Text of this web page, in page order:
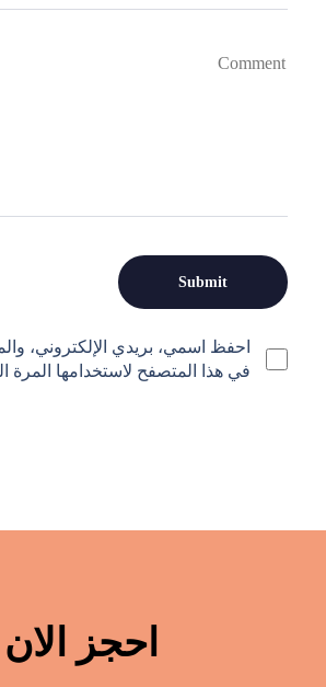
احفظ اسمي، بريدي الإلكتروني،
في هذا المتصفح لاستخدامها المرة
احجز الان